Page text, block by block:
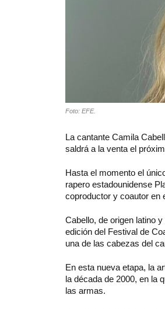
Foto: EFE.
La cantante Camila
saldrá a la venta el
Hasta el momento el
rapero estadounidense
coproductor y coautor en
Cabello, de origen latino
edición del Festival de
una de las cabezas del
En esta nueva etapa, la
la década de 2000, en la
las armas.